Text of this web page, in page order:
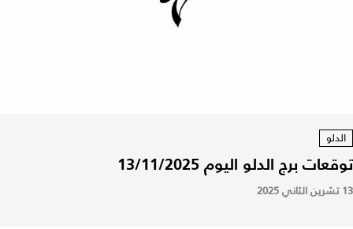
الدلو
توقعات برج الدلو اليوم 13/11/2025
13 تشرين الثاني 2025